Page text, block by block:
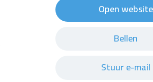
Open website
Bellen
Stuur e-mail